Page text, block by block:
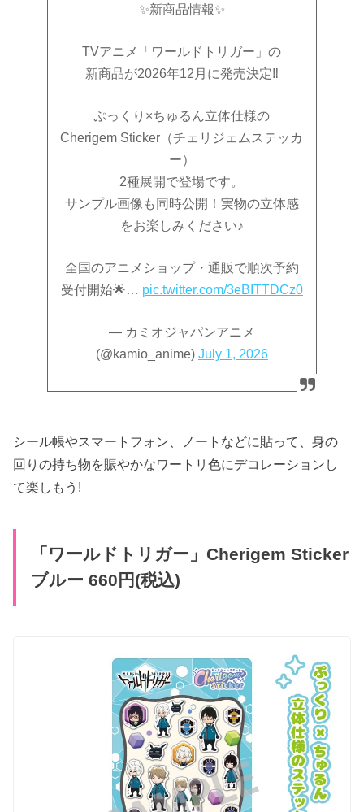
✨新商品情報✨
TVアニメ「ワールドトリガー」の
新商品が2026年12月に発売決定‼️
ぷっくり×ちゅるん立体仕様の
Cherigem Sticker（チェリジェムステッカ
ー）
2種展開で登場です。
サンプル画像も同時公開！実物の立体感
をお楽しみください♪
全国のアニメショップ・通販で順次予約
受付開始🌟… pic.twitter.com/3eBITTDCz0
— カミオジャパンアニメ
(@kamio_anime) July 1, 2026
シール帳やスマートフォン、ノートなどに貼って、身の
回りの持ち物を賑やかなワートリ色にデコレーションし
て楽しもう!
「ワールドトリガー」Cherigem Sticker
ブルー 660円(税込)